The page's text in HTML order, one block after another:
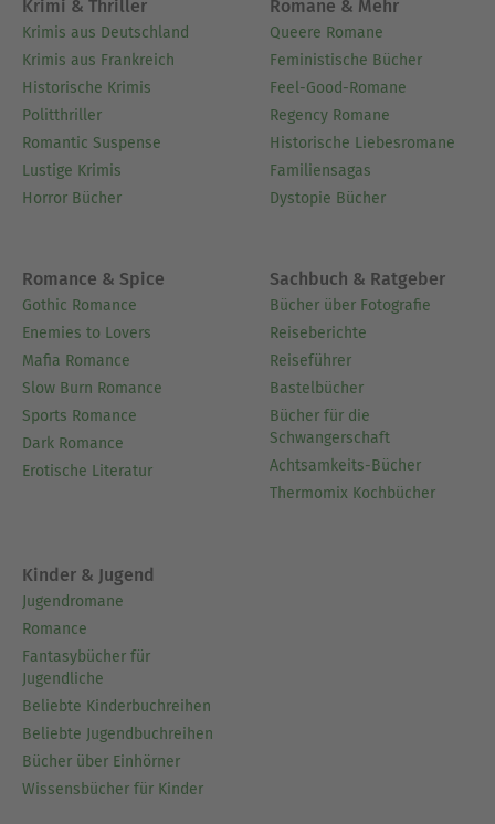
der Universität Frankfurt/M. Seit 1988 entwickelt
und leitet sie Seminare für die Weiterbildung von
Führungskräften und für die
Managementausbildung von Frauen.
Ausblenden
Krimi & Thriller
Krimis aus Deutschland
Krimis aus Frankreich
Historische Krimis
Politthriller
Romantic Suspense
Lustige Krimis
Horror Bücher
Romane & Mehr
Queere Romane
Feministische Bücher
Feel-Good-Romane
Regency Romane
Historische Liebesromane
Familiensagas
Dystopie Bücher
Romance & Spice
Gothic Romance
Enemies to Lovers
Mafia Romance
Slow Burn Romance
Sports Romance
Dark Romance
Erotische Literatur
Sachbuch & Ratgeber
Bücher über Fotografie
Reiseberichte
Reiseführer
Bastelbücher
Bücher für die
Schwangerschaft
Achtsamkeits-Bücher
Thermomix Kochbücher
Kinder & Jugend
Jugendromane
Romance
Fantasybücher für
Jugendliche
Beliebte Kinderbuchreihen
Beliebte Jugendbuchreihen
Bücher über Einhörner
Wissensbücher für Kinder